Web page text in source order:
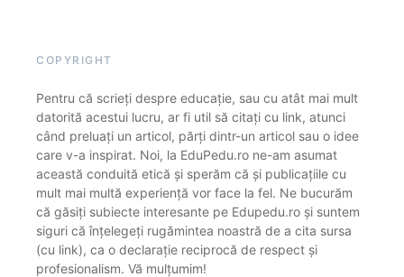
COPYRIGHT
Pentru că scrieți despre educație, sau cu atât mai mult
datorită acestui lucru, ar fi util să citați cu link, atunci
când preluați un articol, părți dintr-un articol sau o idee
care v-a inspirat. Noi, la EduPedu.ro ne-am asumat
această conduită etică și sperăm că și publicațiile cu
mult mai multă experiență vor face la fel. Ne bucurăm
că găsiți subiecte interesante pe Edupedu.ro și suntem
siguri că înțelegeți rugămintea noastră de a cita sursa
(cu link), ca o declarație reciprocă de respect și
profesionalism. Vă mulțumim!